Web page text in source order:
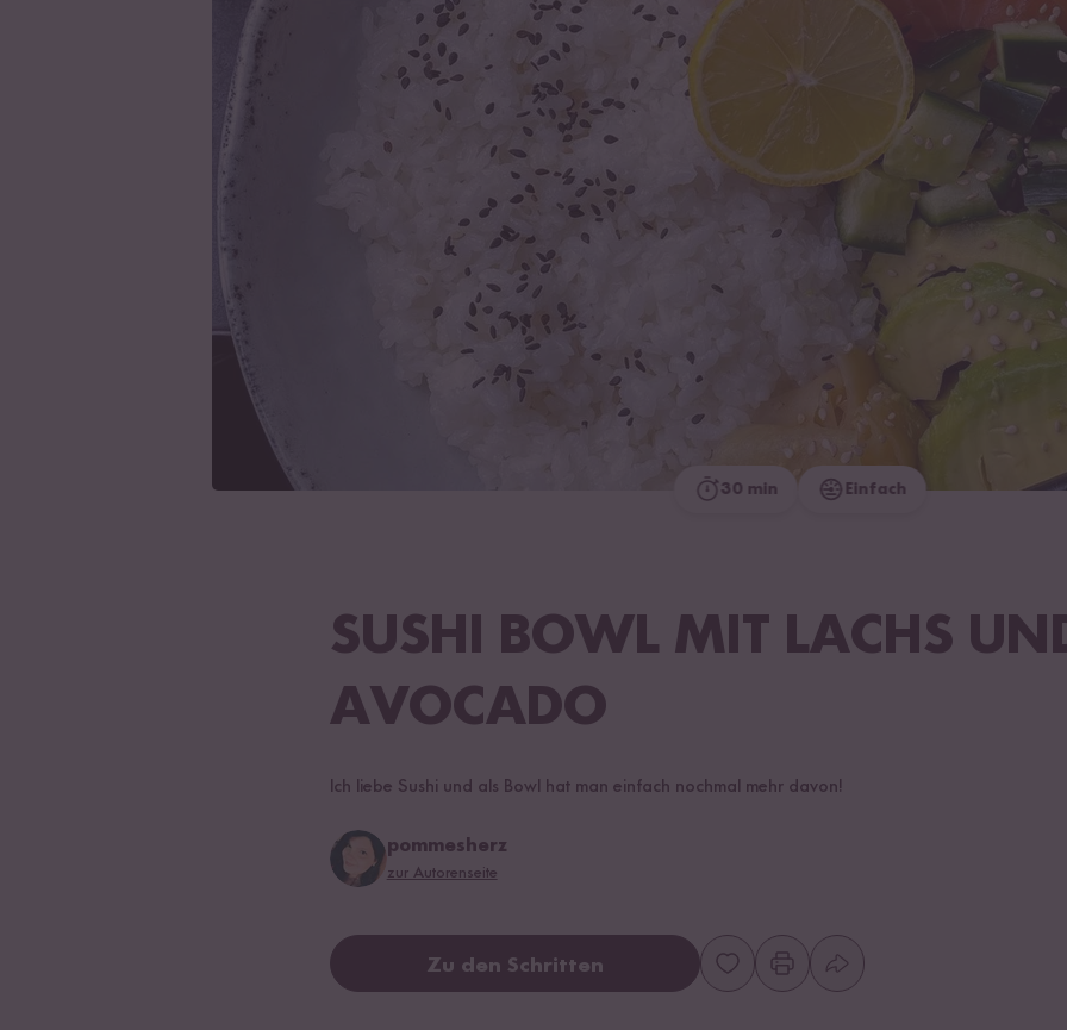
30 min Einfach
SUSHI BOWL MIT LACHS
AVOCADO
Ich liebe Sushi und als Bowl hat man einfach nochmal mehr davon!
pommesherz
zur Autorenseite
Zu den Schritten